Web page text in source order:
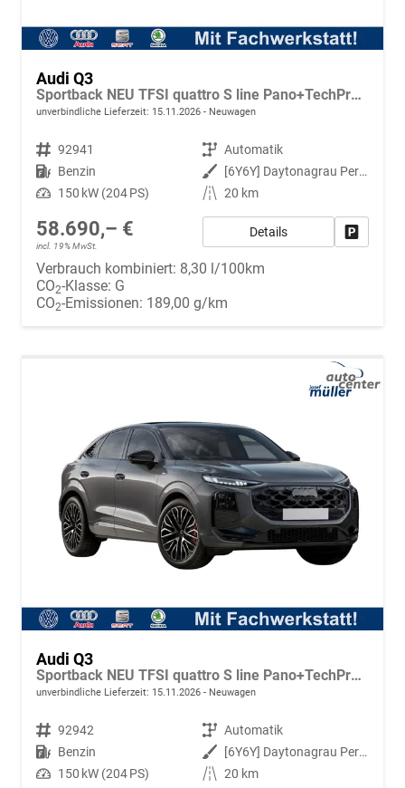
Audi Q3
Sportback NEU TFSI quattro S line Pano+TechPro+Matrix+AHK+HUD+Alu20+KlimaPlus+DCC+SONOS
unverbindliche Lieferzeit: 15.11.2026 Neuwagen
Fahrzeugnr. 92941 Getriebe Automatik
Kraftstoff Benzin Außenfarbe
[6Y6Y] Daytonagrau Perleffekt
Leistung 150 kW (204 PS) Kilometerstand 20 km
58.690,– €
incl. 19% MwSt.
Details
Verbrauch kombiniert: 8,30 l/100km
CO2-Klasse: G
CO2-Emissionen: 189,00 g/km
Audi Q3
Sportback NEU TFSI quattro S line Pano+TechPro+Matrix+AHK+HUD+Alu20+KlimaPlus+DCC+SONOS
unverbindliche Lieferzeit: 15.11.2026 Neuwagen
Fahrzeugnr. 92942 Getriebe Automatik
Kraftstoff Benzin Außenfarbe
[6Y6Y] Daytonagrau Perleffekt
Leistung 150 kW (204 PS) Kilometerstand 20 km